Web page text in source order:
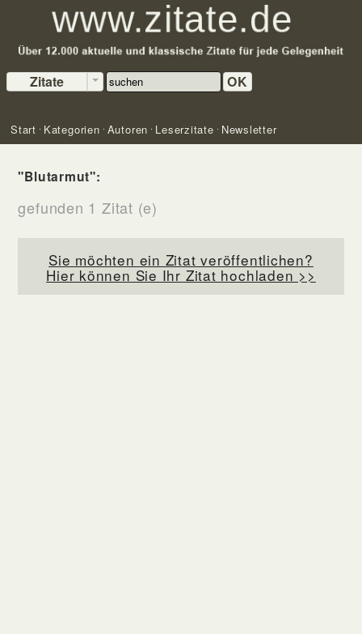
Zitate OK
Start Kategorien Autoren Leserzitate Newsletter
"Blutarmut":
gefunden 1 Zitat (e)
Sie möchten ein Zitat veröffentlichen?
Hier können Sie Ihr Zitat hochladen >>